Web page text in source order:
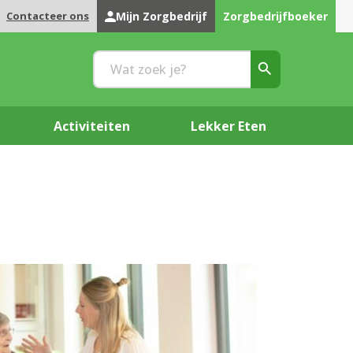
Contacteer ons Mijn Zorgbedrijf Zorgbedrijfboeker
Activiteiten Lekker Eten